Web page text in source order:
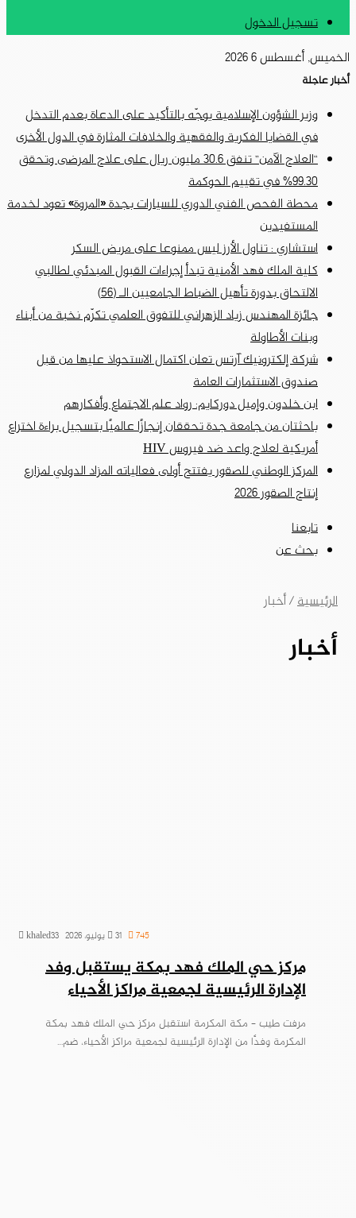
تسجيل الدخول
الخميس, أغسطس 6 2026
أخبار عاجلة
وزير الشؤون الإسلامية يوجّه بالتأكيد على الدعاة بعدم التدخل
في القضايا الفكرية والفقهية والخلافات المثارة في الدول الأخرى
“العلاج الآمن” تنفق 30.6 مليون ريال على علاج المرضى وتحقق
99.30% في تقييم الحوكمة
محطة الفحص الفني الدوري للسيارات بجدة «المروة» تعود لخدمة
المستفيدين
استشاري : تناول الأرز ليس ممنوعا على مريض السكر
كلية الملك فهد الأمنية تبدأ إجراءات القبول المبدئي لطالبي
الالتحاق بدورة تأهيل الضباط الجامعيين الـ (56)
جائزة المهندس زياد الزهراني للتفوق العلمي تكرّم نخبة من أبناء
وبنات الأطاولة
شركة إلكترونيك آرتس تعلن اكتمال الاستحواذ عليها من قبل
صندوق الاستثمارات العامة
ابن خلدون وإميل دوركايم: رواد علم الاجتماع وأفكارهم
باحثتان من جامعة جدة تحققان إنجازًا عالميًا بتسجيل براءة اختراع
أمريكية لعلاج واعد ضد فيروس HIV
المركز الوطني للصقور يفتتح أولى فعالياته المزاد الدولي لمزارع
إنتاج الصقور 2026
تابعنا
بحث عن
الرئيسية/أخبار
أخبار
khaled33 31 يوليو، 2026 745
مركز حي الملك فهد بمكة يستقبل وفد
الإدارة الرئيسية لجمعية مراكز الأحياء
مرفت طيب – مكة المكرمة استقبل مركز حي الملك فهد بمكة
المكرمة وفدًا من الإدارة الرئيسية لجمعية مراكز الأحياء، ضم…